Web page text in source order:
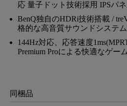
応 量子ドット技術採用 IPSパ
BenQ独自のHDRi技術搭載 /
格的な高音質サウンドシステ
144Hz対応、応答速度
Premium Proによる快適なゲー
同梱品